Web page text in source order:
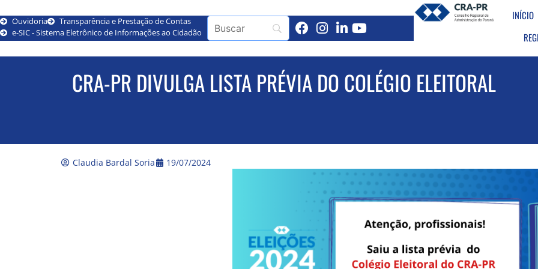
Ouvidoria
Transparência e Prestação de Contas
e-SIC - Sistema Eletrônico de Informações ao Cidadão
INÍCIO
CRA-PR DIVULGA LISTA PRÉVIA DO COLÉGIO ELEITORAL
Claudia Bardal Soria 19/07/2024